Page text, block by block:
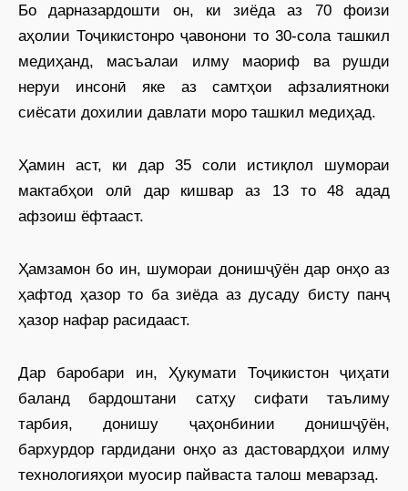
Бо дарназардошти он, ки зиёда аз 70 фоизи
аҳолии Тоҷикистонро ҷавонони то 30-сола ташкил
медиҳанд, масъалаи илму маориф ва рушди
неруи инсонӣ яке аз самтҳои афзалиятноки
сиёсати дохилии давлати моро ташкил медиҳад.
Ҳамин аст, ки дар 35 соли истиқлол шумораи
мактабҳои олӣ дар кишвар аз 13 то 48 адад
афзоиш ёфтааст.
Ҳамзамон бо ин, шумораи донишҷӯён дар онҳо аз
ҳафтод ҳазор то ба зиёда аз дусаду бисту панҷ
ҳазор нафар расидааст.
Дар баробари ин, Ҳукумати Тоҷикистон ҷиҳати
баланд бардоштани сатҳу сифати таълиму
тарбия, донишу ҷаҳонбинии донишҷӯён,
бархурдор гардидани онҳо аз дастовардҳои илму
технологияҳои муосир пайваста талош меварзад.